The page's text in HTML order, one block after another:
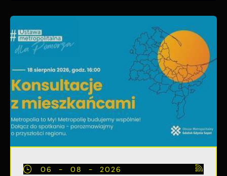
06 - 08 - 2026